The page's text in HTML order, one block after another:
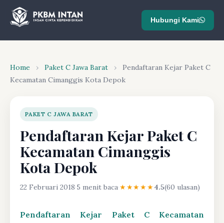
Hubungi Kami
Home › Paket C Jawa Barat ›
Pendaftaran Kejar Paket C
Kecamatan Cimanggis Kota Depok
PAKET C JAWA BARAT
Pendaftaran Kejar Paket C
Kecamatan Cimanggis
Kota Depok
22 Februari 2018·5 menit baca·★★★★★4.5(60 ulasan)
Pendaftaran Kejar Paket C Kecamatan